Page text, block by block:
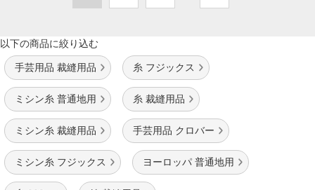
以下の商品に絞り込む
手芸用品 裁縫用品 糸 フジックス
ミシン糸 普通地用 糸 裁縫用品
ミシン糸 裁縫用品 手芸用品 クロバー
ミシン糸 フジックス ヨーロッパ 普通地用